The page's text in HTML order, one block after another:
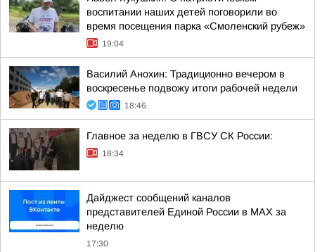
воспитании наших детей поговорили во
время посещения парка «Смоленский рубеж»
19:04
Василий Анохин: Традиционно вечером в
воскресенье подвожу итоги рабочей недели
18:46
Главное за неделю в ГВСУ СК России:
18:34
Дайджест сообщений каналов
представителей Единой России в МАХ за
неделю
17:30